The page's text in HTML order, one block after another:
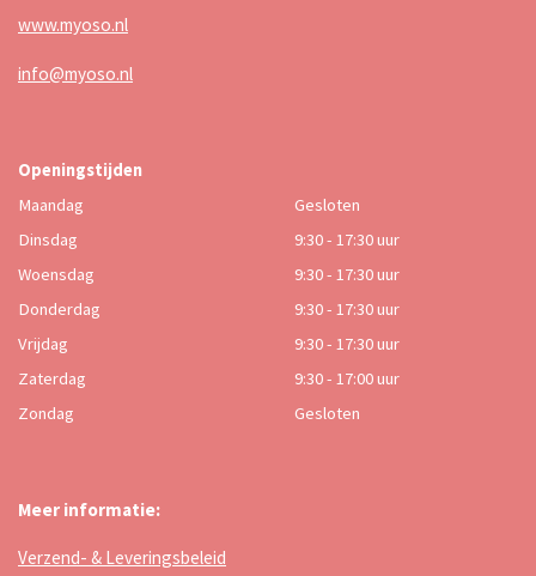
www.myoso.nl
info@myoso.nl
Openingstijden
Maandag
Gesloten
Dinsdag
9:30 - 17:30 uur
Woensdag
9:30 - 17:30 uur
Donderdag
9:30 - 17:30 uur
Vrijdag
9:30 - 17:30 uur
Zaterdag
9:30 - 17:00 uur
Zondag
Gesloten
Meer informatie:
Verzend- & Leveringsbeleid